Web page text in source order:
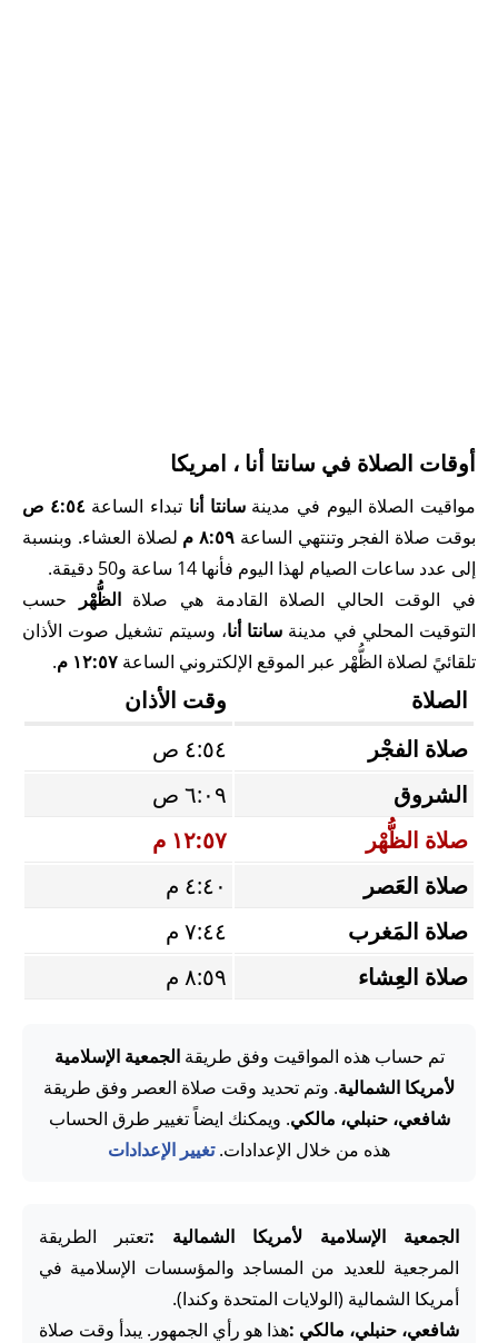
أوقات الصلاة في سانتا أنا ، امريكا
مواقيت الصلاة اليوم في مدينةسانتا أنا تبداء الساعة ٤:٥٤ ص
بوقت صلاة الفجر وتنتهي الساعة ٨:٥٩ م
لصلاة العشاء. وبنسبة
إلى عدد ساعات الصيام لهذا اليوم فأنها 14 ساعة و50 دقيقة.
في الوقت الحالي الصلاة القادمة هي صلاةالظُّهْر
حسب
التوقيت المحلي في مدينة سانتا أنا، وسيتم تشغيل صوت الأذان
تلقائيً لصلاة الظُّهْر عبر الموقع الإلكتروني الساعة ١٢:٥٧ م .
الصلاة
وقت الأذان
صلاة الفجْر
٤:٥٤ ص
الشروق
٦:٠٩ ص
صلاة الظُّهْر
١٢:٥٧ م
صلاة العَصر
٤:٤٠ م
صلاة المَغرب
٧:٤٤ م
صلاة العِشاء
٨:٥٩ م
تم حساب هذه المواقيت وفق طريقةالجمعية الإسلامية
لأمريكا الشمالية. وتم تحديد وقت صلاة العصر وفق طريقة
شافعي، حنبلي، مالكي. ويمكنك ايضاً تغيير طرق الحساب
هذه من خلال الإعدادات.تغيير الإعدادات
الجمعية الإسلامية لأمريكا الشمالية :تعتبر الطريقة
المرجعية للعديد من المساجد والمؤسسات الإسلامية في
أمريكا الشمالية (الولايات المتحدة وكندا).
شافعي، حنبلي، مالكي :هذا هو رأي الجمهور. يبدأ وقت صلاة